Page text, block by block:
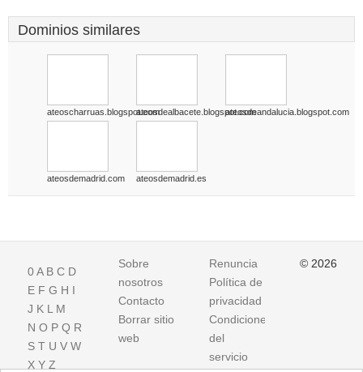
Dominios similares
ateoscharruas.blogspot.comateosdealbacete.blogspot.comateosdeandalucia.blogspot.com
ateosdemadrid.com ateosdemadrid.es
0A B C D
E F G H I
J K L M
N O P Q R
S T U V W
X Y Z
Sobre
nosotros
Contacto
Borrar sitio
web
Renuncia
Política de
privacidad
Condiciones
del
servicio
© 2026